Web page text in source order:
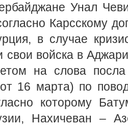
Унал
Карсскому
в случае
свои войска в
на слова
16 марта) по
которому
Нахичеван –